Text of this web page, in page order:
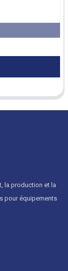
la production et la
pour équipements